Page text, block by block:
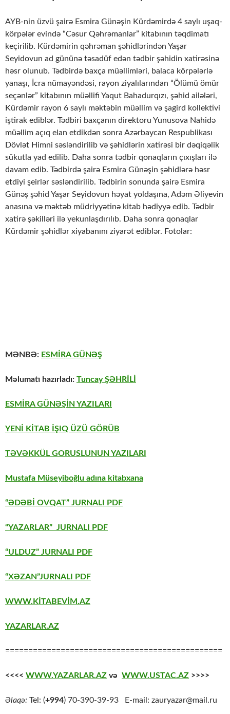
AYB-nin üzvü şairə Esmira Günəşin Kürdəmirdə 4 saylı uşaq-
körpələr evində “Cəsur Qəhrəmanlar” kitabının təqdimatı
keçirilib. Kürdəmirin qəhrəman şəhidlərindən Yaşar
Seyidovun ad gününə təsadüf edən tədbir şəhidin xatirəsinə
həsr olunub. Tədbirdə baxça müəllimləri, balaca körpələrlə
yanaşı, İcra nümayəndəsi, rayon ziyalılarından “Ölümü ömür
seçənlər” kitabının müəllifi Yaqut Bahadurqızı, şəhid ailələri,
Kürdəmir rayon 6 saylı məktəbin müəllim və şagird kollektivi
iştirak ediblər. Tədbiri baxçanın direktoru Yunusova Nahidə
müəllim açıq elan etdikdən sonra Azərbaycan Respublikası
Dövlət Himni səsləndirilib və şəhidlərin xatirəsi bir dəqiqəlik
sükutla yad edilib. Daha sonra tədbir qonaqların çıxışları ilə
davam edib. Tədbirdə şairə Esmira Günəşin şəhidlərə həsr
etdiyi şeirlər səsləndirilib. Tədbirin sonunda şairə Esmira
Günəş şəhid Yaşar Seyidovun həyat yoldaşına, Adəm Əliyevin
anasına və məktəb müdriyyətinə kitab hədiyyə edib. Tədbir
xatirə şəkilləri ilə yekunlaşdırılıb. Daha sonra qonaqlar
Kürdəmir şəhidlər xiyabanını ziyarət ediblər. Fotolar:
MƏNBƏ: ESMİRA GÜNƏŞ
Məlumatı hazırladı: Tuncay ŞƏHRİLİ
ESMİRA GÜNƏŞİN YAZILARI
YENİ KİTAB İŞIQ ÜZÜ GÖRÜB
TƏVƏKKÜL GORUSLUNUN YAZILARI
Mustafa Müseyiboğlu adına kitabxana
“ƏDƏBİ OVQAT” JURNALI PDF
“YAZARLAR” JURNALI PDF
“ULDUZ” JURNALI PDF
“XƏZAN”JURNALI PDF
WWW.KİTABEVİM.AZ
YAZARLAR.AZ
===============================================
<<<< WWW.YAZARLAR.AZ və WWW.USTAC.AZ >>>>
Əlaqə: Tel: (+994) 70-390-39-93 E-mail: zauryazar@mail.ru